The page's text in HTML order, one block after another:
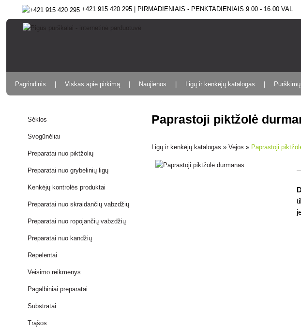
+421 915 420 295 | PIRMADIENIAIS - PENKTADIENIAIS 9:00 - 16:00 VAL
Pagrindinis Viskas apie pirkimą Naujienos Ligų ir kenkėjų katalogas
Sėklos
Svogūnėliai
Preparatai nuo piktžolių
Preparatai nuo grybelinių ligų
Kenkėjų kontrolės produktai
Preparatai nuo skraidančių vabzdžių
Preparatai nuo ropojančių vabzdžių
Preparatai nuo kandžių
Repelentai
Veisimo reikmenys
Pagalbiniai preparatai
Substratai
Trąšos
Paprastoji piktžolė
Ligų ir kenkėjų katalogas »Vejos » Paprastoji